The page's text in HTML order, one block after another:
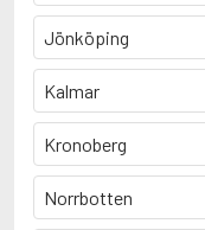
Jönköping
Kalmar
Kronoberg
Norrbotten